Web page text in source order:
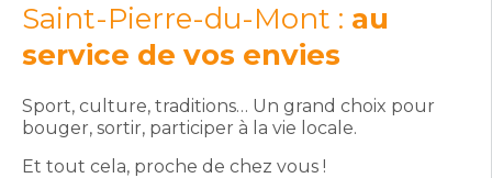
Saint-Pierre-du-Mont : au
service de vos envies
Sport, culture, traditions… Un grand choix pour
bouger, sortir, participer à la vie locale.
Et tout cela, proche de chez vous !